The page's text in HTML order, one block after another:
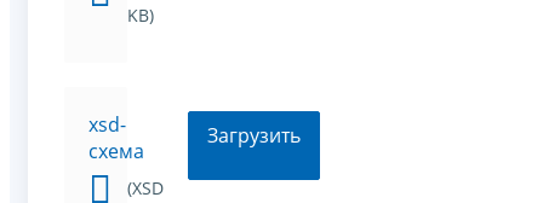
KB)
xsd-
схема
(XSD
Загрузить